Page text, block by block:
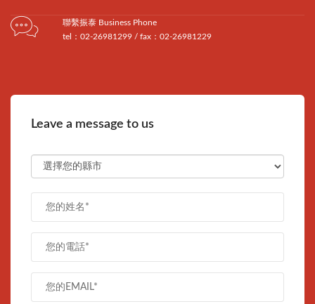
聯繫振泰 Business Phone
tel：02-26981299 / fax：02-26981229
Leave a message to us